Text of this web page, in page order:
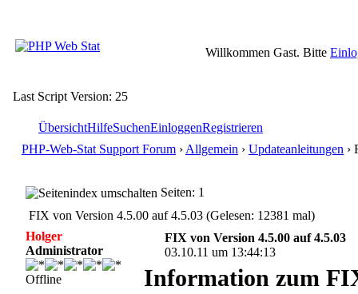
Willkommen Gast. Bitte
Last Script Version: 25
ÜbersichtHilfeSuchenEinloggenRegistrieren
PHP-Web-Stat Support Forum › Allgemein › Updateanleitungen ›
Seiten: 1
FIX von Version 4.5.00 auf 4.5.03 (Gelesen: 12381 mal)
Holger
Administrator
Offline
FIX von Version 4.5.00 auf 4.5.03
03.10.11 um 13:44:13
Information zum